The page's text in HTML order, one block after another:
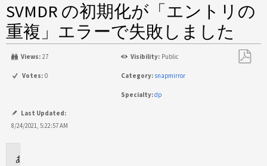
SVMDR の初期化が「エントリの
重複」エラーで失敗しました
Views: 27 Visibility: Public
Votes: 0 Category: snapmirror
Specialty:dp
Last Updated:
8/24/2021, 5:22:57 AM